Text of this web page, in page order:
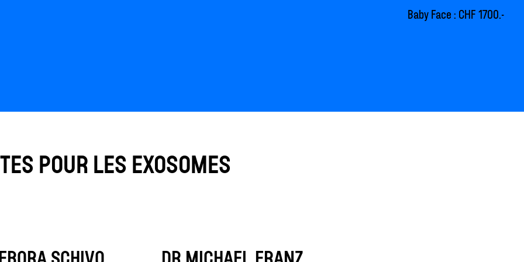
Baby Face : CHF 1700.-
POUR LES EXOSOMES
SCHIVO DR MICHAEL FRANZ